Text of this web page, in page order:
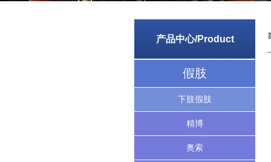
产品中心/Product
假肢
下肢假肢
精博
奥索